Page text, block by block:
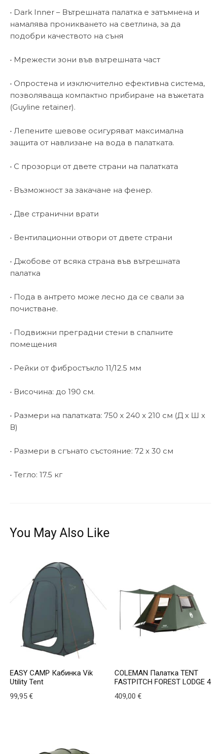
• Dark Inner – Вътрешната палатка е затъмнена и
намалява проникването на светлина, за да
подобри качеството на съня
• Мрежести зони във вътрешната част
• Опростена и изключително ефективна система,
позволяваща компактно прибиране на въжетата
(Guyline retainer).
• Лепените шевове осигуряват максимална
защита от навлизане на вода в палатката.
• С прозорци от двете страни на палатката
• Възможност за закачане на фенер.
• Две странични врати
• Вентилационни отвори от двете страни
• Джобове от всяка страна във вътрешната
палатка
• Пода в антрето може лесно да се свали за
почистване.
• Подвижни преградни стени в спалните
помещения
• Рейки от фибростъкло 11/12.5 мм
• Височина: до 190 см.
• Размери на палатката: 750 х 240 х 210 см (Д х Ш х
В)
• Размери в сгънато състояние: 72 x 30 см
• Тегло: 17.5 кг
You May Also Like
EASY CAMP Кабинка Vik
Utility Tent
99,95 €
COLEMAN Палатка TENT
FASTPITCH FOREST LODGE 4
409,00€